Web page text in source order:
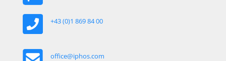
+43 (0)1 869 84 00
office@iphos.com